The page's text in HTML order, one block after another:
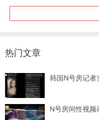
热门文章
韩国N号房记者
N号房间性视